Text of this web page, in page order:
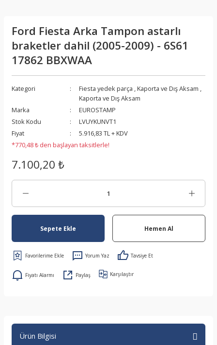
Ford Fiesta Arka Tampon astarlı
braketler dahil (2005-2009) - 6S61
17862 BBXWAA
Kategori Fiesta yedek parça ,Kaporta ve Dış Aksam ,
Kaporta ve Dış Aksam
Marka
EUROSTAMP
Stok Kodu
LVUYKUNVT1
Fiyat
5.916,83 TL + KDV
*770,48 ₺ den başlayan taksitlerle!
7.100,20 ₺
Sepete Ekle Hemen Al
Yorum Yaz Tavsiye Et
Fiyatı Alarmı Paylaş Karşılaştır
Ürün Bilgisi